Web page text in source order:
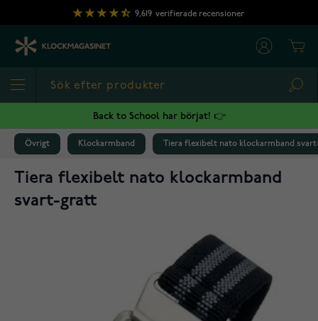
Hoppa till innehållet
9,619 verifierade recensioner
Back to School har börjat! 👉
Övrigt Klockarmband Tiera flexibelt nato klockarmband
Tiera flexibelt nato klockarmband
svart-gratt